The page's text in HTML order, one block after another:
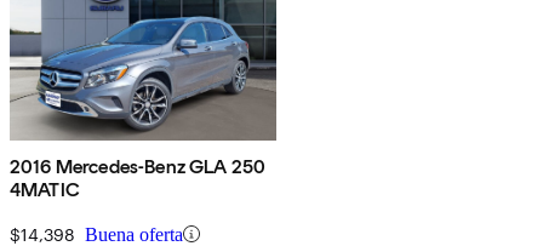
2016 Mercedes-Benz GLA 250
4MATIC
$14,398 Buena oferta